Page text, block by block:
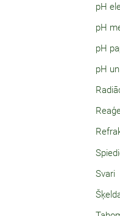
pH
pH
pH
pH
Svari